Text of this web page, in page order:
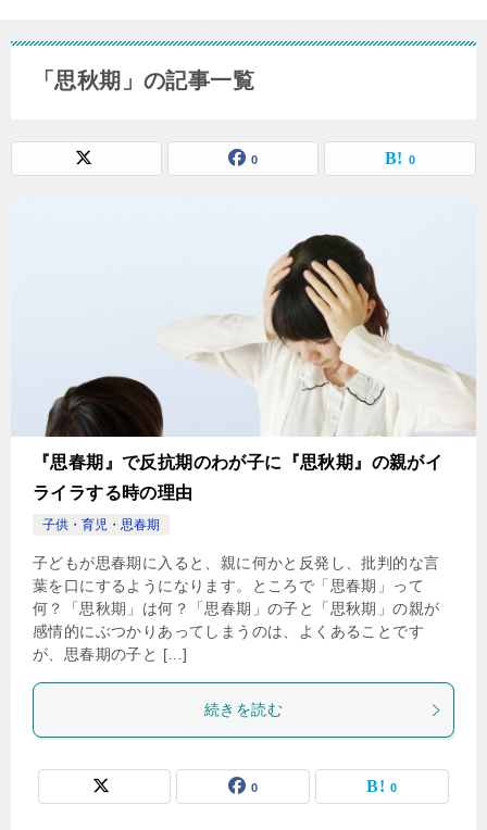
「思秋期」の記事一覧
0 0
『思春期』で反抗期のわが子に『思秋期』の親がイ
ライラする時の理由
子供・育児・思春期
子どもが思春期に入ると、親に何かと反発し、批判的な言
葉を口にするようになります。ところで「思春期」って
何？「思秋期」は何？「思春期」の子と「思秋期」の親が
感情的にぶつかりあってしまうのは、よくあることです
が、思春期の子と […]
続きを読む
0 0